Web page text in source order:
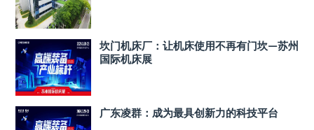
坎门机床厂：让机床使用不再有门坎—苏州
国际机床展
广东凌群：成为最具创新力的科技平台